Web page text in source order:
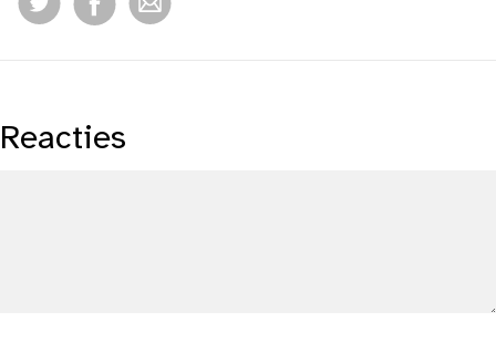
Reacties